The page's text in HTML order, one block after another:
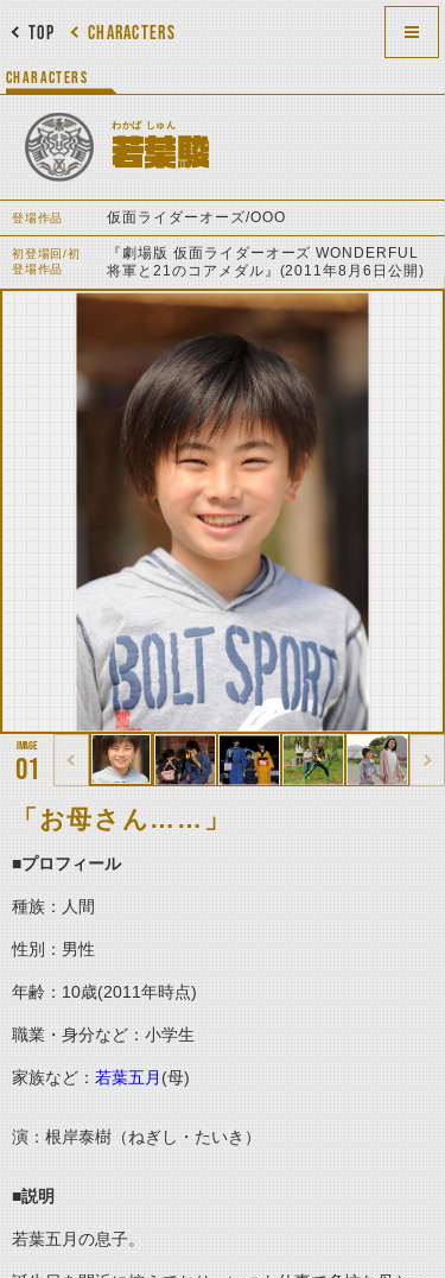
CHARACTERS
TOP
CHARACTERS
わかば しゅん
若葉駿
登場作品 仮面ライダーオーズ/OOO
初登場回/初
登場作品
『劇場版 仮面ライダーオーズ WONDERFUL
将軍と21のコアメダル』(2011年8月6日公開)
01
「お母さん……」
■プロフィール
種族：人間
性別：男性
年齢：10歳(2011年時点)
職業・身分など：小学生
家族など： 若葉五月 (母)
演：根岸泰樹（ねぎし・たいき）
■説明
若葉五月の息子。